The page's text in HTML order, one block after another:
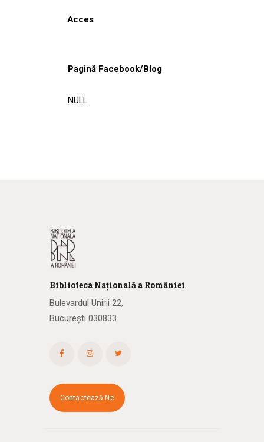
Acces
Pagină Facebook/Blog
NULL
Biblioteca Națională a României
Bulevardul Unirii 22,
București 030833
Contactează-Ne